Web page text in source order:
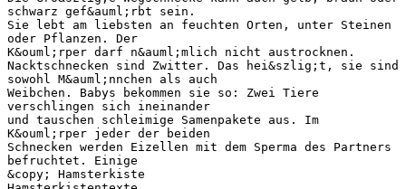
schwarz gef&auml;rbt sein.
Sie lebt am liebsten an feuchten Orten, unter Steinen
oder Pflanzen. Der
K&ouml;rper darf n&auml;mlich nicht austrocknen.
Nacktschnecken sind Zwitter. Das hei&szlig;t, sie sind
sowohl M&auml;nnchen als auch
Weibchen. Babys bekommen sie so: Zwei Tiere
verschlingen sich ineinander
und tauschen schleimige Samenpakete aus. Im
K&ouml;rper jeder der beiden
Schnecken werden Eizellen mit dem Sperma des Partners
befruchtet. Einige
&copy; Hamsterkiste